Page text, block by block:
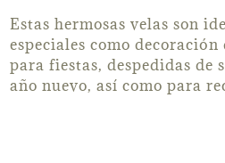
Estas hermosas velas son
especiales como decoración
para fiestas, despedidas de
año nuevo, así como para